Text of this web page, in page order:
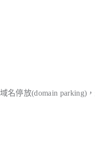
名停放(domain parking)